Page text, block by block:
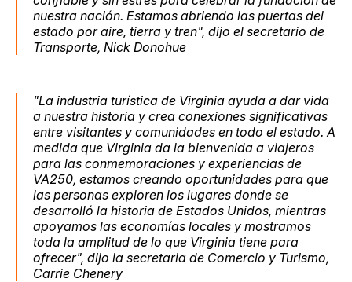
nuestra nación. Estamos abriendo las puertas del
estado por aire, tierra y tren", dijo el secretario de
Transporte, Nick Donohue
"La industria turística de Virginia ayuda a dar vida
a nuestra historia y crea conexiones significativas
entre visitantes y comunidades en todo el estado. A
medida que Virginia da la bienvenida a viajeros
para las conmemoraciones y experiencias de
VA250, estamos creando oportunidades para que
las personas exploren los lugares donde se
desarrolló la historia de Estados Unidos, mientras
apoyamos las economías locales y mostramos
toda la amplitud de lo que Virginia tiene para
ofrecer", dijo la secretaria de Comercio y Turismo,
Carrie Chenery